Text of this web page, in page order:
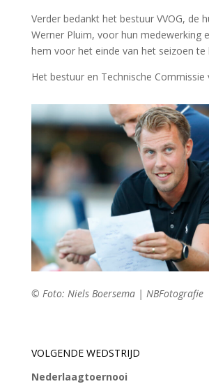
Verder bedankt het bestuur VVOG, de
Werner Pluim, voor hun medewerking
hem voor het einde van het seizoen te
Het bestuur en Technische Commissie
© Foto: Niels Boersema | NBFotografie
VOLGENDE WEDSTRIJD
Nederlaagtoernooi